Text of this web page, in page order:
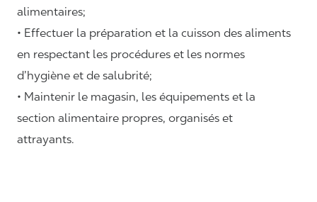
alimentaires;
• Effectuer la préparation et la cuisson des aliments
en respectant les procédures et les normes
d’hygiène et de salubrité;
• Maintenir le magasin, les équipements et la
section alimentaire propres, organisés et
attrayants.